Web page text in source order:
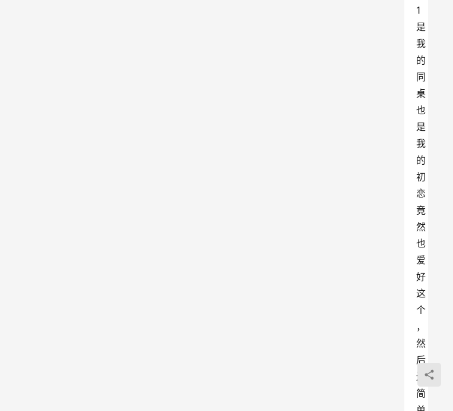
1
是
我
的
同
桌
也
是
我
的
初
恋
竟
然
也
爱
好
这
个
，
然
后
还
简